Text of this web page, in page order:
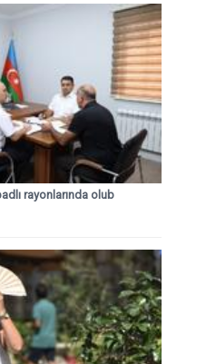
rayonlarında olub